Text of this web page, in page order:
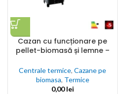
Cazan cu funcționare pe
pellet-biomasă și lemne –
Centrale termice,Cazane pe
biomasa, Termice
0,00lei